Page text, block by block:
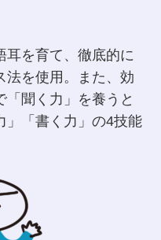
耳を育て、徹底的に
法を使用。また、効
聞く力」を養うと
」「書く力」の4技能